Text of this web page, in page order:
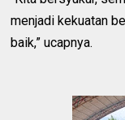
menjadi kekuatan
baik,” ucapnya.